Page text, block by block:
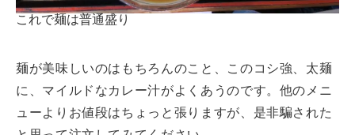
これで麺は普通盛り
麺が美味しいのはもちろんのこと、このコシ強、太麺
に、マイルドなカレー汁がよくあうのです。他のメニ
ューよりお値段はちょっと張りますが、是非騙された